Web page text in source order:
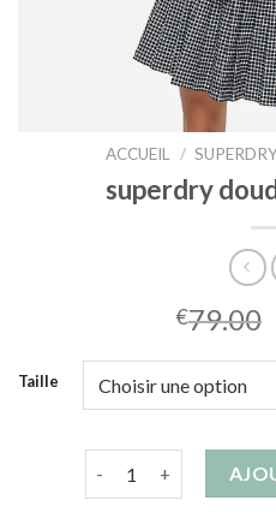
ACCUEIL /
superdry
€79.00
Taille
quantité de superdry